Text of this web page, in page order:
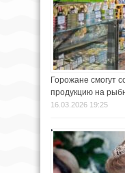
Горожане смогут
продукцию на
16.03.2026 19:25